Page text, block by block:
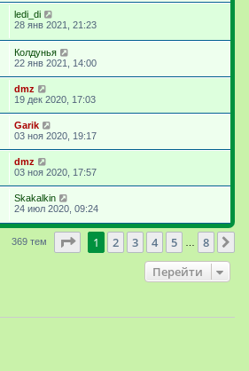
ledi_di
28 янв 2021, 21:23
Колдунья
22 янв 2021, 14:00
dmz
19 дек 2020, 17:03
Garik
03 ноя 2020, 19:17
dmz
03 ноя 2020, 17:57
Skakalkin
24 июл 2020, 09:24
369 тем Страница1 из
1 2 3 4 5 … 8
Перейти